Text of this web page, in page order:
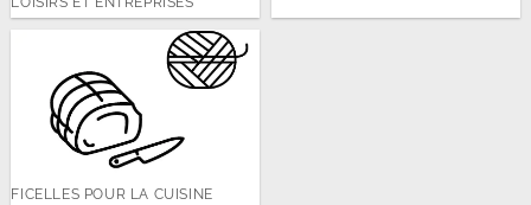
FICELLES POUR LA CUISINE